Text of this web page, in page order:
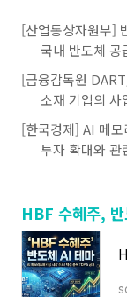
[산업통상자원부]
국내 반도체 공
[금융감독원
소재 기업의 사
[한국경제] AI 메
투자 확대와 관
HBF 수혜주,